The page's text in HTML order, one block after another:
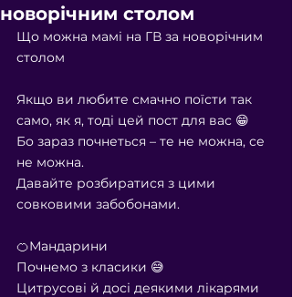
новорічним столом
Що можна мамі на ГВ за новорічним
столом
Якщо ви любите смачно поїсти так
само, як я, тоді цей пост для вас 😁
Бо зараз почнеться – те не можна, се
не можна.
Давайте розбиратися з цими
совковими забобонами.
🍊Мандарини
Почнемо з класики 😅
Цитрусові й досі деякими лікарями